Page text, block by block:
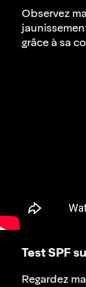
Observez
grâce à sa
Test SPF
Regardez